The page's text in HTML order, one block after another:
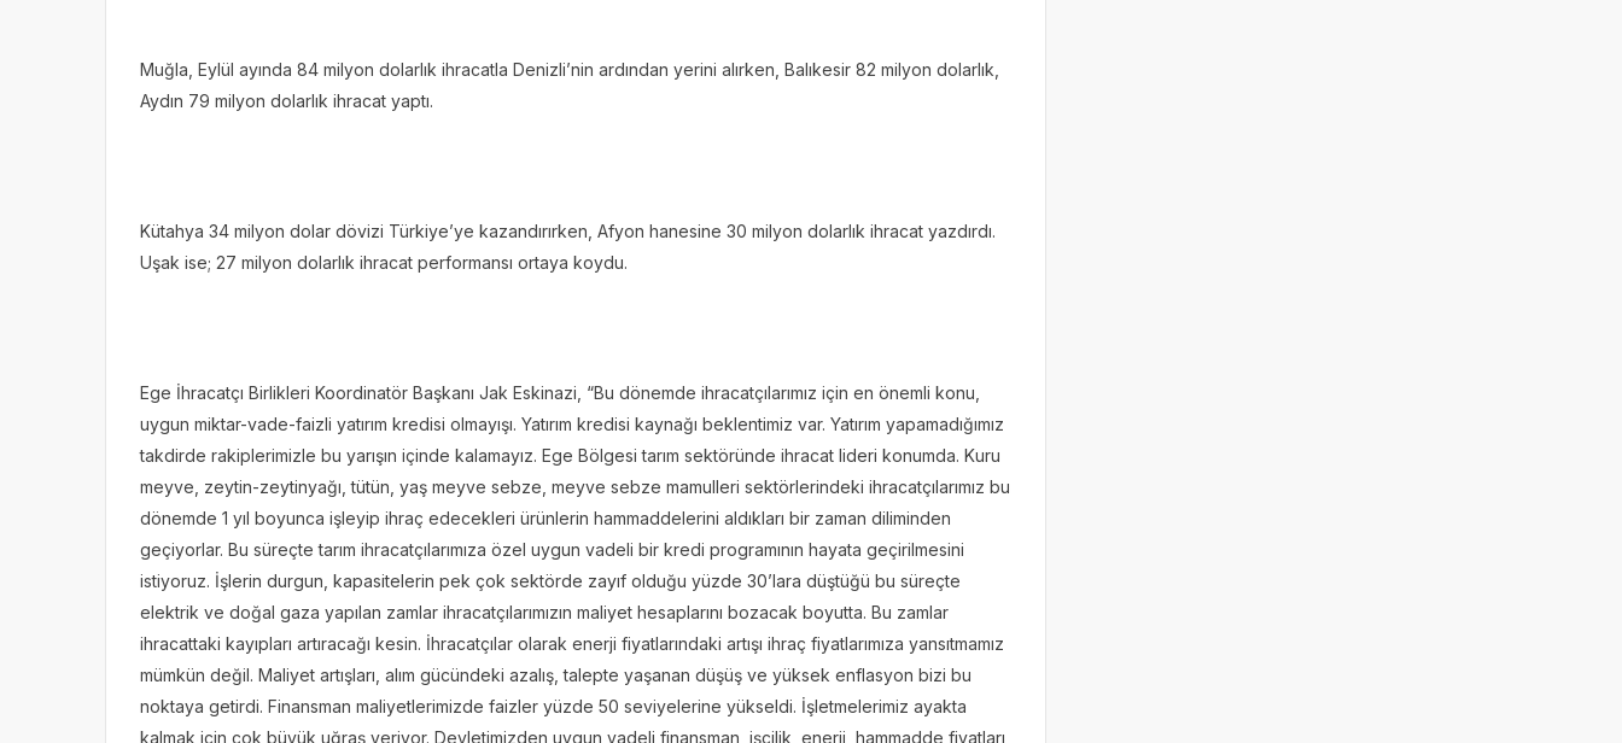
Muğla, Eylül ayında 84 milyon dolarlık ihracatla Denizli’nin ardından yerini alırken, Balıkesir 82 milyon dolarlık,
Aydın 79 milyon dolarlık ihracat yaptı.
Kütahya 34 milyon dolar dövizi Türkiye’ye kazandırırken, Afyon hanesine 30 milyon dolarlık ihracat yazdırdı.
Uşak ise; 27 milyon dolarlık ihracat performansı ortaya koydu.
Ege İhracatçı Birlikleri Koordinatör Başkanı Jak Eskinazi, “Bu dönemde ihracatçılarımız için en önemli konu,
uygun miktar-vade-faizli yatırım kredisi olmayışı. Yatırım kredisi kaynağı beklentimiz var. Yatırım yapamadığımız
takdirde rakiplerimizle bu yarışın içinde kalamayız. Ege Bölgesi tarım sektöründe ihracat lideri konumda. Kuru
meyve, zeytin-zeytinyağı, tütün, yaş meyve sebze, meyve sebze mamulleri sektörlerindeki ihracatçılarımız bu
dönemde 1 yıl boyunca işleyip ihraç edecekleri ürünlerin hammaddelerini aldıkları bir zaman diliminden
geçiyorlar. Bu süreçte tarım ihracatçılarımıza özel uygun vadeli bir kredi programının hayata geçirilmesini
istiyoruz. İşlerin durgun, kapasitelerin pek çok sektörde zayıf olduğu yüzde 30’lara düştüğü bu süreçte
elektrik ve doğal gaza yapılan zamlar ihracatçılarımızın maliyet hesaplarını bozacak boyutta. Bu zamlar
ihracattaki kayıpları artıracağı kesin. İhracatçılar olarak enerji fiyatlarındaki artışı ihraç fiyatlarımıza yansıtmamız
mümkün değil. Maliyet artışları, alım gücündeki azalış, talepte yaşanan düşüş ve yüksek enflasyon bizi bu
noktaya getirdi. Finansman maliyetlerimizde faizler yüzde 50 seviyelerine yükseldi. İşletmelerimiz ayakta
kalmak için çok büyük uğraş veriyor. Devletimizden uygun vadeli finansman, işçilik, enerji, hammadde fiyatları